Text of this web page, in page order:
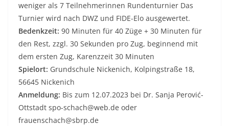
weniger als 7 Teilnehmerinnen Rundenturnier Das
Turnier wird nach DWZ und FIDE-Elo ausgewertet.
Bedenkzeit: 90 Minuten für 40 Züge + 30 Minuten für
den Rest, zzgl. 30 Sekunden pro Zug, beginnend mit
dem ersten Zug, Karenzzeit 30 Minuten
Spielort: Grundschule Nickenich, Kolpingstraße 18,
56645 Nickenich
Anmeldung: Bis zum 12.07.2023 bei Dr. Sanja Perović-
Ottstadt spo-schach@web.de oder
frauenschach@sbrp.de